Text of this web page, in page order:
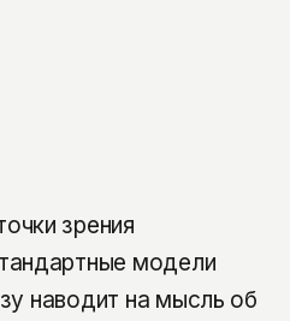
зрения
модели
наводит на мысль об